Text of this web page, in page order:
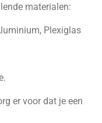
materialen:
Plexiglas
er voor dat je een